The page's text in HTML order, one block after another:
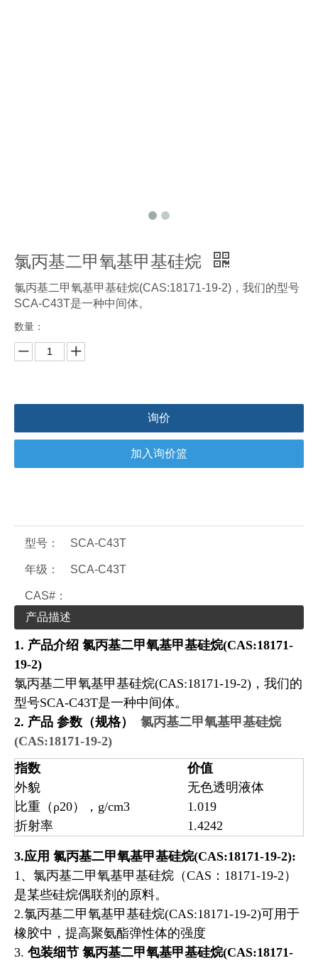
氯丙基二甲氧基甲基硅烷
氯丙基二甲氧基甲基硅烷(CAS:18171-19-2)，我们的型号
SCA-C43T是一种中间体。
数量：
询价
加入询价篮
型号： SCA-C43T
年级： SCA-C43T
CAS#：
产品描述
1. 产品介绍 氯丙基二甲氧基甲基硅烷(CAS:18171-
19-2)
氯丙基二甲氧基甲基硅烷(CAS:18171-19-2)，我们的
型号SCA-C43T是一种中间体。
2. 产品 参数（规格） 氯丙基二甲氧基甲基硅烷
(CAS:18171-19-2)
指数
价值
外貌
无色透明液体
比重（ρ20），g/cm3
1.019
折射率
1.4242
3.应用 氯丙基二甲氧基甲基硅烷(CAS:18171-19-2):
1、氯丙基二甲氧基甲基硅烷（CAS：18171-19-2）
是某些硅烷偶联剂的原料。
2.氯丙基二甲氧基甲基硅烷(CAS:18171-19-2)可用于
橡胶中，提高聚氨酯弹性体的强度
3. 包装细节 氯丙基二甲氧基甲基硅烷(CAS:18171-